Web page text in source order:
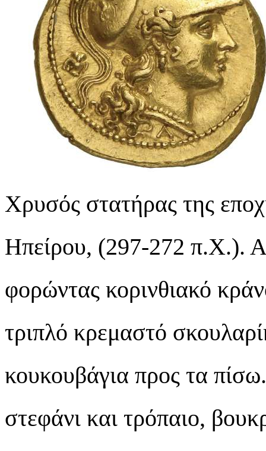
Χρυσός στατήρας της
Ηπείρου, (297-272 π.Χ.).
φορώντας κορινθιακό
τριπλό κρεμαστό
κουκουβάγια προς τα
στεφάνι και τρόπαιο,